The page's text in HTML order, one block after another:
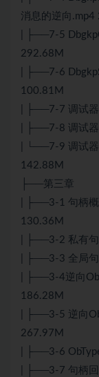
消息的逆向.mp4
| ├──7-5
292.68M
| ├──7-6
100.81M
| ├──7-7 调试
| ├──7-8 调试
| └──7-9 调试
142.88M
├──第三章
| ├──3-1 句柄
130.36M
| ├──3-2 私有
| ├──3-3 全局
| ├──3-4逆向
186.28M
| ├──3-5 逆向
267.97M
| ├──3-6
| ├──3-7 句柄